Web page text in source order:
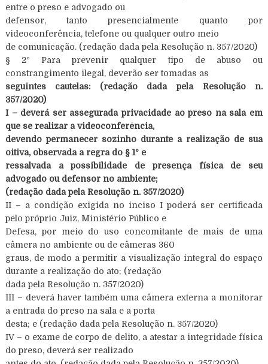
entre o preso e advogado ou
defensor, tanto presencialmente quanto por
videoconferência, telefone ou qualquer outro meio
de comunicação. (redação dada pela Resolução n. 357/2020)
§ 2º Para prevenir qualquer tipo de abuso ou
constrangimento ilegal, deverão ser tomadas as
seguintes cautelas: (redação dada pela Resolução n.
357/2020)
I – deverá ser assegurada privacidade ao preso na sala em
que se realizar a videoconferência,
devendo permanecer sozinho durante a realização de sua
oitiva, observada a regra do § 1º e
ressalvada a possibilidade de presença física de seu
advogado ou defensor no ambiente;
(redação dada pela Resolução n. 357/2020)
II – a condição exigida no inciso I poderá ser certificada
pelo próprio Juiz, Ministério Público e
Defesa, por meio do uso concomitante de mais de uma
câmera no ambiente ou de câmeras 360
graus, de modo a permitir a visualização integral do espaço
durante a realização do ato; (redação
dada pela Resolução n. 357/2020)
III – deverá haver também uma câmera externa a monitorar
a entrada do preso na sala e a porta
desta; e (redação dada pela Resolução n. 357/2020)
IV – o exame de corpo de delito, a atestar a integridade física
do preso, deverá ser realizado